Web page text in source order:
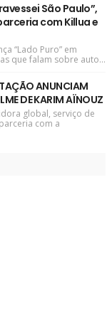
São Paulo”,
com Killua e
“Lado Puro” em
que falam sobre auto...
ANUNCIAM
DE KARIM AÏNOUZ
global, serviço de
com a